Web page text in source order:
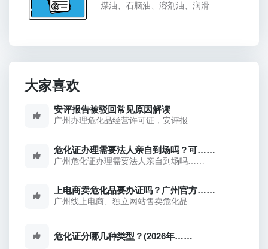
煤油、石脑油、溶剂油、润滑……
大家喜欢
安评报告被驳回常见原因解读
广州办理危化品经营许可证，安评报……
危化证办理需要法人亲自到场吗？可……
广州危化证办理需要法人亲自到场吗……
上电商卖危化品要办证吗？广州官方……
广州线上电商、独立网站售卖危化品……
危化证分哪几种类型？(2026年……